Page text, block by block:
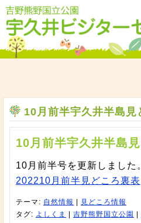
10月前半宇久井半島見
10月前半宇久井半島
10月前半号を更新しました
202210月前半見どころ裏表
テーマ: 自然情報
見どころ情報
タグ: よしくま 吉野熊野国立公園